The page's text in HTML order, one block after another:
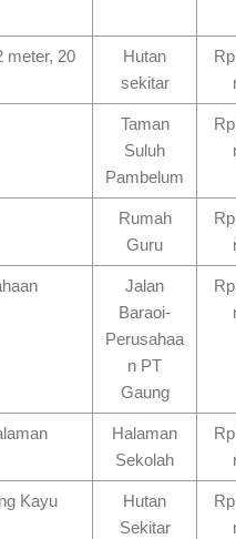
meter, 20
Hutan
sekitar
Taman
Suluh
Pambelum
Rumah
Guru
Jalan
Baraoi-
Perusahaa
n PT
Gaung
Halaman
Sekolah
Kayu
Hutan
Sekitar